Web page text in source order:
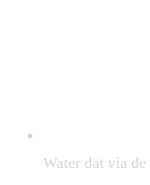
Water dat via